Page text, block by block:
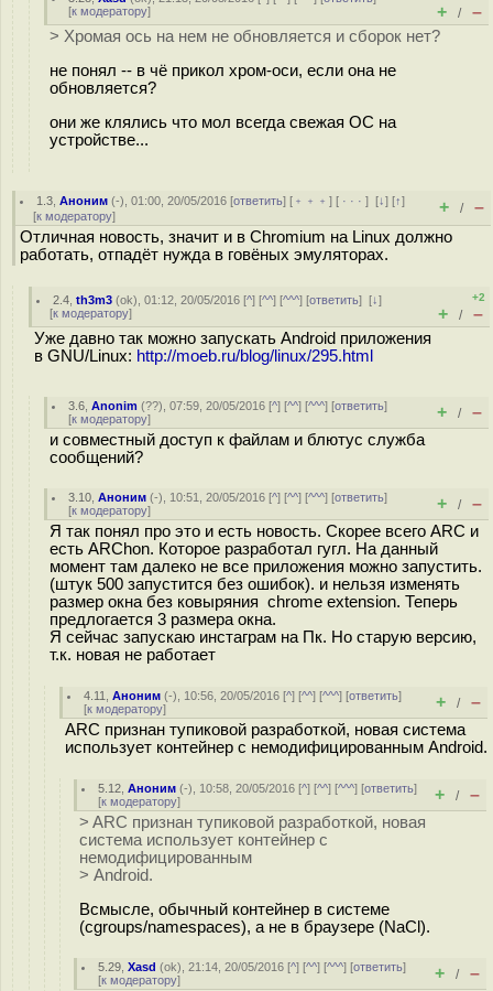
[к модератору] + / –
> Хромая ось на нем не обновляется и сборок нет?
не понял -- в чё прикол хром-оси, если она не
обновляется?
они же клялись что мол всегда свежая ОС на
устройстве...
1.3 ,Аноним (-), 01:00, 20/05/2016 [ответить] [ ﹢﹢﹢] [ · · ·][↓] [↑]
[к модератору] + / –
Отличная новость, значит и в Chromium на Linux должно
работать, отпадёт нужда в говёных эмуляторах.
2.4 ,th3m3 (ok), 01:12, 20/05/2016 [^] [^^] [^^^] [ответить][↓]
[к модератору]
+2
+ / –
Уже давно так можно запускать Android приложения
в GNU/Linux: http://moeb.ru/blog/linux/295.html
3.6 ,Anonim (??), 07:59, 20/05/2016 [^] [^^] [^^^] [ответить]
[к модератору] + / –
и совместный доступ к файлам и блютус служба
сообщений?
3.10 ,Аноним (-), 10:51, 20/05/2016 [^] [^^] [^^^] [ответить]
[к модератору] + / –
Я так понял про это и есть новость. Скорее всего ARC и
есть ARChon. Которое разработал гугл. На данный
момент там далеко не все приложения можно запустить.
(штук 500 запустится без ошибок). и нельзя изменять
размер окна без ковыряния chrome extension. Теперь
предлогается 3 размера окна.
Я сейчас запускаю инстаграм на Пк. Но старую версию,
т.к. новая не работает
4.11 ,Аноним (-), 10:56, 20/05/2016 [^] [^^] [^^^] [ответить]
[к модератору] + / –
ARC признан тупиковой разработкой, новая система
использует контейнер с немодифицированным Android.
5.12 ,Аноним (-), 10:58, 20/05/2016 [^] [^^] [^^^] [ответить]
[к модератору] + / –
> ARC признан тупиковой разработкой, новая
система использует контейнер с
немодифицированным
> Android.
Всмысле, обычный контейнер в системе
(cgroups/namespaces), а не в браузере (NaCl).
5.29 ,Xasd (ok), 21:14, 20/05/2016 [^] [^^] [^^^] [ответить]
[к модератору] + / –